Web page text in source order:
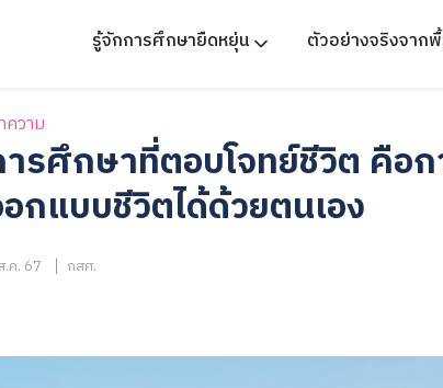
รู้จักการศึกษายืดหยุ่น ตัวอย่างจริงจาก
วาม
รศึกษาที่ตอบโจทย์ชีวิต คือ
กแบบชีวิตได้ด้วยตนเอง
.ค. 67 กสศ.